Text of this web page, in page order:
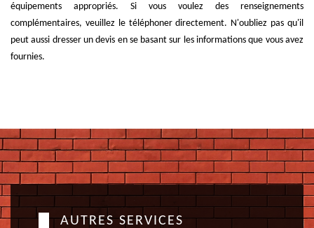
équipements appropriés. Si vous voulez des renseignements
complémentaires, veuillez le téléphoner directement. N'oubliez pas qu'il
peut aussi dresser un devis en se basant sur les informations que vous avez
fournies.
AUTRES SERVICES